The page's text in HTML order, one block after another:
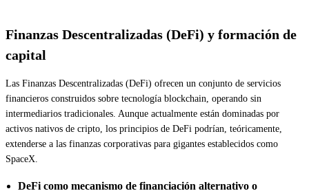
Finanzas Descentralizadas (DeFi) y formación de
capital
Las Finanzas Descentralizadas (DeFi) ofrecen un conjunto de servicios
financieros construidos sobre tecnología blockchain, operando sin
intermediarios tradicionales. Aunque actualmente están dominadas por
activos nativos de cripto, los principios de DeFi podrían, teóricamente,
extenderse a las finanzas corporativas para gigantes establecidos como
SpaceX.
DeFi como mecanismo de financiación alternativo o